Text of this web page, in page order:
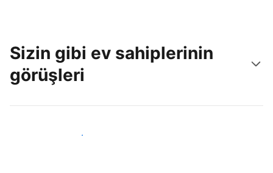
Sizin gibi ev sahiplerinin
görüşleri
Tesis sahipleri arasına katıl